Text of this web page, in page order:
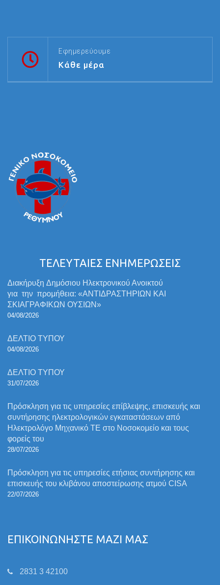
Εφημερεύουμε
Κάθε μέρα
ΤΕΛΕΥΤΑΙΕΣ ΕΝΗΜΕΡΩΣΕΙΣ
Διακήρυξη Δημόσιου Ηλεκτρονικού Ανοικτού
για την προμήθεια: «ΑΝΤΙΔΡΑΣΤΗΡΙΩΝ ΚΑΙ
ΣΚΙΑΓΡΑΦΙΚΩΝ ΟΥΣΙΩΝ»
04/08/2026
ΔΕΛΤΙΟ ΤΥΠΟΥ
04/08/2026
ΔΕΛΤΙΟ ΤΥΠΟΥ
31/07/2026
Πρόσκληση για τις υπηρεσίες επίβλεψης, επισκευής και
συντήρησης ηλεκτρολογικών εγκαταστάσεων από
Ηλεκτρολόγο Μηχανικό ΤΕ στο Νοσοκομείο και τους
φορείς του
28/07/2026
Πρόσκληση για τις υπηρεσίες ετήσιας συντήρησης και
επισκευής του κλιβάνου αποστείρωσης ατμού CISA
22/07/2026
ΕΠΙΚΟΙΝΩΝΗΣΤΕ ΜΑΖΙ ΜΑΣ
2831 3 42100